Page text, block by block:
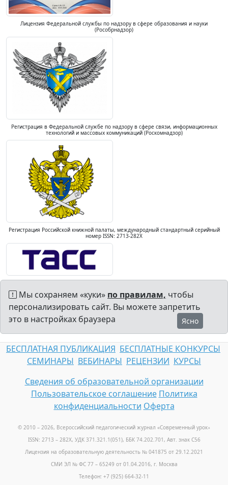
Лицензия Федеральной службы по надзору в сфере образования и науки
(Рособрнадзор)
Регистрация в Федеральной службе по надзору в сфере связи, информационных
технологий и массовых коммуникаций (Роскомнадзор)
Регистрация Российской книжной палаты, международный стандартный серийный
номер ISSN: 2713-282X
Мы сохраняем «куки» по правилам, чтобы
персонализировать сайт. Вы можете запретить
это в настройках браузера
Ясно
БЕСПЛАТНАЯ ПУБЛИКАЦИЯ БЕСПЛАТНЫЕ КОНКУРСЫ
СЕМИНАРЫ ВЕБИНАРЫ РЕЦЕНЗИИ КУРСЫ
Сведения об образовательной организации
Пользовательское соглашение Политика
конфиденциальности Оферта
© 2010 – 2026, Всероссийский педагогический журнал «Современный урок»
ISSN: 2713 – 282X, УДК 371.321.1(051), ББК 74.202.701, Авт. знак С56
Лицензия на образовательную деятельность № 041875 от 29.12.2021
СМИ ЭЛ № ФС 77 – 65249 от 01.04.2016, г. Москва
Телефон: +7 (925) 664-32-11